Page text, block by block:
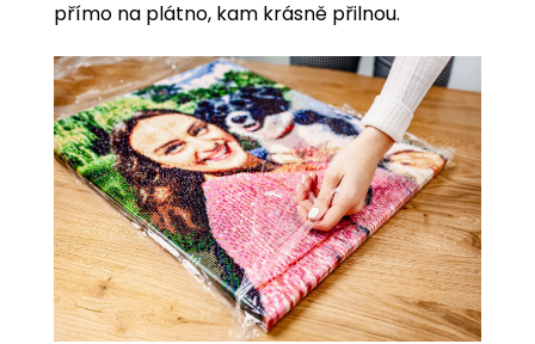
přímo na plátno, kam krásně přilnou.